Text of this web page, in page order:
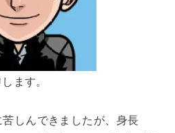
ます。
しんできましたが、身長